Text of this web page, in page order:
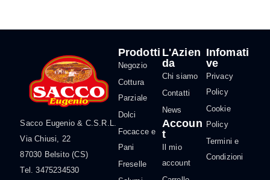
Sacco Eugenio & C.S.R.L.
Via Chiusi, 22
87030 Belsito (CS)
Tel. 3475234530
Prodotti
Negozio
Cottura
Parziale
Dolci
Focacce e
Pani
Freselle
L'Azien
da
Chi siamo
Contatti
News
Accoun
t
Il mio
account
Infomati
ve
Privacy
Policy
Cookie
Policy
Termini e
Condizioni